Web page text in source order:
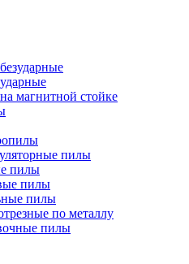
магнитной стойке
пилы
пилы
пилы
пилы
по металлу
пилы